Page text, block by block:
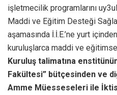
işletmecilik programlarını
Maddi ve Eğitim Desteği
aşamasında İ.İ.E.’ne yurt
kuruluşlarca maddi ve
Kuruluş talimatına
Fakültesi” bütçesinden ve
Amme Müesseseleri ile